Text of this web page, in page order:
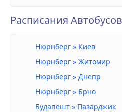
Расписания
Нюрнберг » Киев
Нюрнберг » Житомир
Нюрнберг » Днепр
Нюрнберг » Брно
Будапешт » Пазарджик